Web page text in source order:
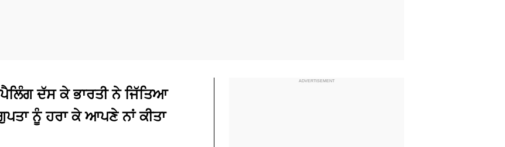
ਦੱਸ ਕੇ ਭਾਰਤੀ ਨੇ ਜਿੱਤਿਆ
ਨੂੰ ਹਰਾ ਕੇ ਆਪਣੇ ਨਾਂ ਕੀਤਾ